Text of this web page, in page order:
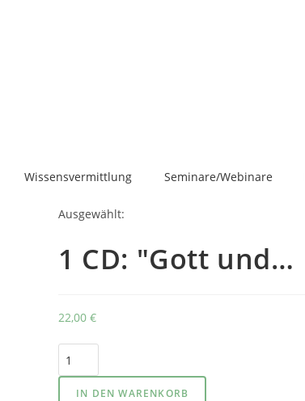
Wissensvermittlung Seminare/Webinare
Ausgewählt:
1 CD: "Gott und…
22,00 €
IN DEN WARENKORB